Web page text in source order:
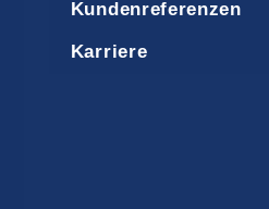
Kundenreferenzen
Karriere